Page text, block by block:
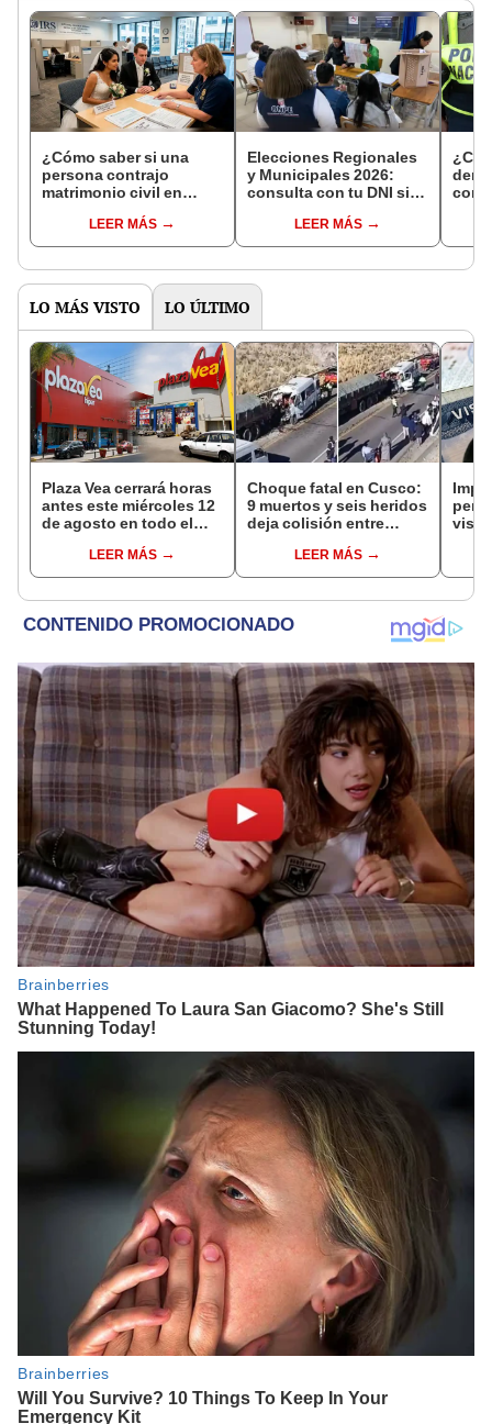
¿Cómo saber si una
persona contrajo
matrimonio civil en
LEER MÁS
Elecciones Regionales
y Municipales 2026:
consulta con tu DNI si
de mesa para este 4 de
octubre en el link oficial
LEER MÁS
con
LO MÁS VISTO LO ÚLTIMO
Plaza Vea cerrará horas
antes este miércoles 12
de agosto en todo el
hasta las 7 p.m.
LEER MÁS
Choque fatal en Cusco:
9 muertos y seis heridos
deja colisión entre
EspinarLEER MÁS